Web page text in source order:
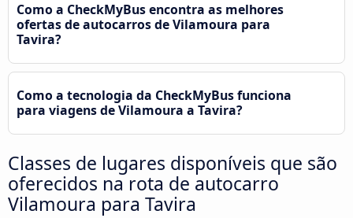
Como a CheckMyBus encontra as melhores
ofertas de autocarros de Vilamoura para
Tavira?
Como a tecnologia da CheckMyBus funciona
para viagens de Vilamoura a Tavira?
Classes de lugares disponíveis que são
oferecidos na rota de autocarro
Vilamoura para Tavira